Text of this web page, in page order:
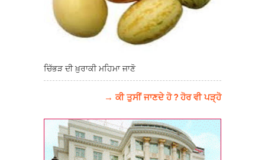
ਚਿੱਭੜ ਦੀ ਖ਼ੁਰਾਕੀ ਮਹਿਮਾ ਜਾਣੋ
→ ਕੀ ਤੁਸੀਂ ਜਾਣਦੇ ਹੋ ? ਹੋਰ ਵੀ ਪੜ੍ਹੋ